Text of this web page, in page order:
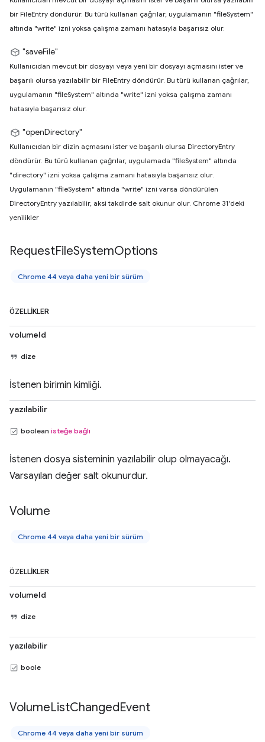
bir FileEntry döndürür. Bu türü kullanan çağrılar, uygulamanın "fileSystem"
altında "write" izni yoksa çalışma zamanı hatasıyla başarısız olur.
"saveFile"
Kullanıcıdan mevcut bir dosyayı veya yeni bir dosyayı açmasını ister ve
başarılı olursa yazılabilir bir FileEntry döndürür. Bu türü kullanan çağrılar,
uygulamanın "fileSystem" altında "write" izni yoksa çalışma zamanı
hatasıyla başarısız olur.
"openDirectory"
Kullanıcıdan bir dizin açmasını ister ve başarılı olursa DirectoryEntry
döndürür. Bu türü kullanan çağrılar, uygulamada "fileSystem" altında
"directory" izni yoksa çalışma zamanı hatasıyla başarısız olur.
Uygulamanın "fileSystem" altında "write" izni varsa döndürülen
DirectoryEntry yazılabilir, aksi takdirde salt okunur olur. Chrome 31'deki
yenilikler
RequestFileSystemOptions
Chrome 44 veya daha yeni bir sürüm
ÖZELLIKLER
volumeId
dize
İstenen birimin kimliği.
yazılabilir
boolean isteğe bağlı
İstenen dosya sisteminin yazılabilir olup olmayacağı.
Varsayılan değer salt okunurdur.
Volume
Chrome 44 veya daha yeni bir sürüm
ÖZELLIKLER
volumeId
dize
yazılabilir
boole
VolumeListChangedEvent
Chrome 44 veya daha yeni bir sürüm